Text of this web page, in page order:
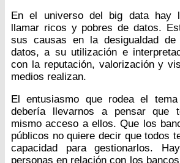
En el universo del big data hay
llamar ricos y pobres de datos.
sus causas en la desigualdad
datos, a su utilización e
con la reputación, valorización y
medios realizan.
El entusiasmo que rodea el
debería llevarnos a pensar que
mismo acceso a ellos. Que los
públicos no quiere decir que todos
capacidad para gestionarlos.
personas en relación con los